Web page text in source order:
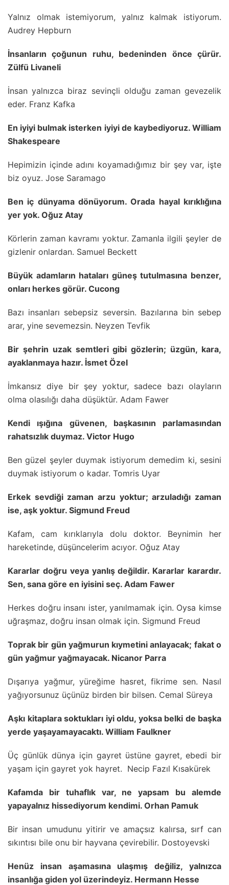
Yalnız olmak istemiyorum, yalnız kalmak istiyorum.
Audrey Hepburn
İnsanların çoğunun ruhu, bedeninden önce çürür.
Zülfü Livaneli
İnsan yalnızca biraz sevinçli olduğu zaman gevezelik
eder. Franz Kafka
En iyiyi bulmak isterken iyiyi de kaybediyoruz. William
Shakespeare
Hepimizin içinde adını koyamadığımız bir şey var, işte
biz oyuz. Jose Saramago
Ben iç dünyama dönüyorum. Orada hayal kırıklığına
yer yok. Oğuz Atay
Körlerin zaman kavramı yoktur. Zamanla ilgili şeyler de
gizlenir onlardan. Samuel Beckett
Büyük adamların hataları güneş tutulmasına benzer,
onları herkes görür. Cucong
Bazı insanları sebepsiz seversin. Bazılarına bin sebep
arar, yine sevemezsin. Neyzen Tevfik
Bir şehrin uzak semtleri gibi gözlerin; üzgün, kara,
ayaklanmaya hazır. İsmet Özel
İmkansız diye bir şey yoktur, sadece bazı olayların
olma olasılığı daha düşüktür. Adam Fawer
Kendi ışığına güvenen, başkasının parlamasından
rahatsızlık duymaz. Victor Hugo
Ben güzel şeyler duymak istiyorum demedim ki, sesini
duymak istiyorum o kadar. Tomris Uyar
Erkek sevdiği zaman arzu yoktur; arzuladığı zaman
ise, aşk yoktur. Sigmund Freud
Kafam, cam kırıklarıyla dolu doktor. Beynimin her
hareketinde, düşüncelerim acıyor. Oğuz Atay
Kararlar doğru veya yanlış değildir. Kararlar karardır.
Sen, sana göre en iyisini seç. Adam Fawer
Herkes doğru insanı ister, yanılmamak için. Oysa kimse
uğraşmaz, doğru insan olmak için. Sigmund Freud
Toprak bir gün yağmurun kıymetini anlayacak; fakat o
gün yağmur yağmayacak. Nicanor Parra
Dışarıya yağmur, yüreğime hasret, fikrime sen. Nasıl
yağıyorsunuz üçünüz birden bir bilsen. Cemal Süreya
Aşkı kitaplara soktukları iyi oldu, yoksa belki de başka
yerde yaşayamayacaktı. William Faulkner
Üç günlük dünya için gayret üstüne gayret, ebedi bir
yaşam için gayret yok hayret. Necip Fazıl Kısakürek
Kafamda bir tuhaflık var, ne yapsam bu alemde
yapayalnız hissediyorum kendimi. Orhan Pamuk
Bir insan umudunu yitirir ve amaçsız kalırsa, sırf can
sıkıntısı bile onu bir hayvana çevirebiIir. Dostoyevski
Henüz insan aşamasına ulaşmış değiliz, yalnızca
insanlığa giden yol üzerindeyiz. Hermann Hesse